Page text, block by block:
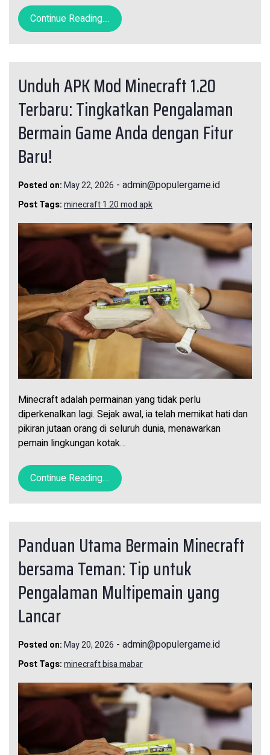
Continue Reading....
Unduh APK Mod Minecraft 1.20
Terbaru: Tingkatkan Pengalaman
Bermain Game Anda dengan Fitur
Baru!
Posted on:May 22, 2026 - admin@populergame.id
Post Tags:minecraft 1.20 mod apk
Minecraft adalah permainan yang tidak perlu
diperkenalkan lagi. Sejak awal, ia telah memikat hati dan
pikiran jutaan orang di seluruh dunia, menawarkan
pemain lingkungan kotak…
Continue Reading....
Panduan Utama Bermain Minecraft
bersama Teman: Tip untuk
Pengalaman Multipemain yang
Lancar
Posted on:May 20, 2026 - admin@populergame.id
Post Tags:minecraft bisa mabar